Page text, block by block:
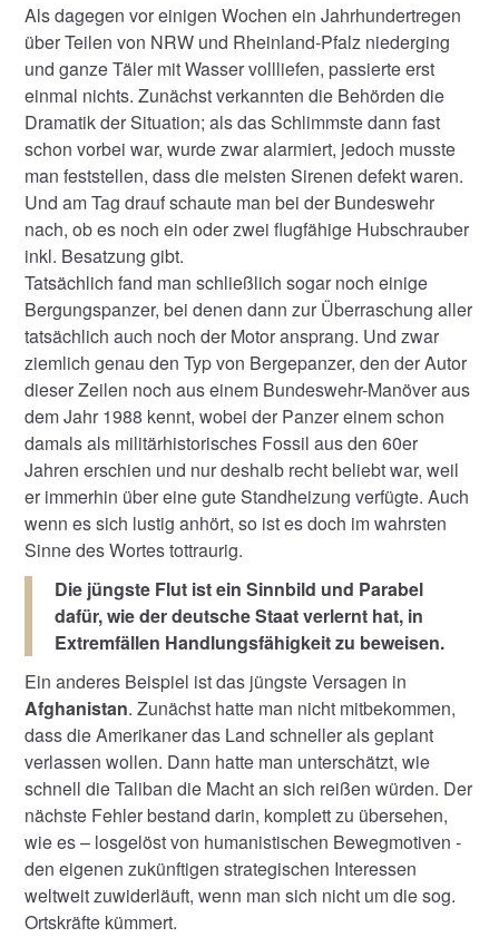
Als dagegen vor einigen Wochen ein Jahrhundertregen
über Teilen von NRW und Rheinland-Pfalz niederging
und ganze Täler mit Wasser vollliefen, passierte erst
einmal nichts. Zunächst verkannten die Behörden die
Dramatik der Situation; als das Schlimmste dann fast
schon vorbei war, wurde zwar alarmiert, jedoch musste
man feststellen, dass die meisten Sirenen defekt waren.
Und am Tag drauf schaute man bei der Bundeswehr
nach, ob es noch ein oder zwei flugfähige Hubschrauber
inkl. Besatzung gibt.
Tatsächlich fand man schließlich sogar noch einige
Bergungspanzer, bei denen dann zur Überraschung aller
tatsächlich auch noch der Motor ansprang. Und zwar
ziemlich genau den Typ von Bergepanzer, den der Autor
dieser Zeilen noch aus einem Bundeswehr-Manöver aus
dem Jahr 1988 kennt, wobei der Panzer einem schon
damals als militärhistorisches Fossil aus den 60er
Jahren erschien und nur deshalb recht beliebt war, weil
er immerhin über eine gute Standheizung verfügte. Auch
wenn es sich lustig anhört, so ist es doch im wahrsten
Sinne des Wortes tottraurig.
Die jüngste Flut ist ein Sinnbild und Parabel
dafür, wie der deutsche Staat verlernt hat, in
Extremfällen Handlungsfähigkeit zu beweisen.
Ein anderes Beispiel ist das jüngste Versagen in
Afghanistan. Zunächst hatte man nicht mitbekommen,
dass die Amerikaner das Land schneller als geplant
verlassen wollen. Dann hatte man unterschätzt, wie
schnell die Taliban die Macht an sich reißen würden. Der
nächste Fehler bestand darin, komplett zu übersehen,
wie es – losgelöst von humanistischen Bewegmotiven ­
den eigenen zukünftigen strategischen Interessen
weltweit zuwiderläuft, wenn man sich nicht um die sog.
Ortskräfte kümmert.